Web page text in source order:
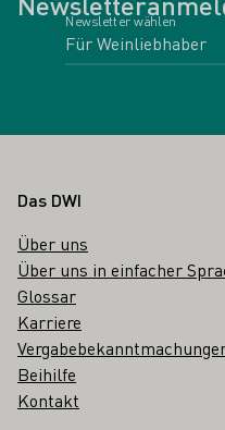
Newsletter wählen
Fußbereich
Das DWI
Über uns
Über uns in einfacher
Glossar
Karriere
Beihilfe
Kontakt